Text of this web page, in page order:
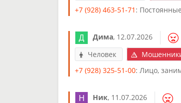
+7 (928) 463-51-71 :
Дима, 12.07.2026
Человек
+7 (928) 325-51-00: Лицо,
Ник, 11.07.2026